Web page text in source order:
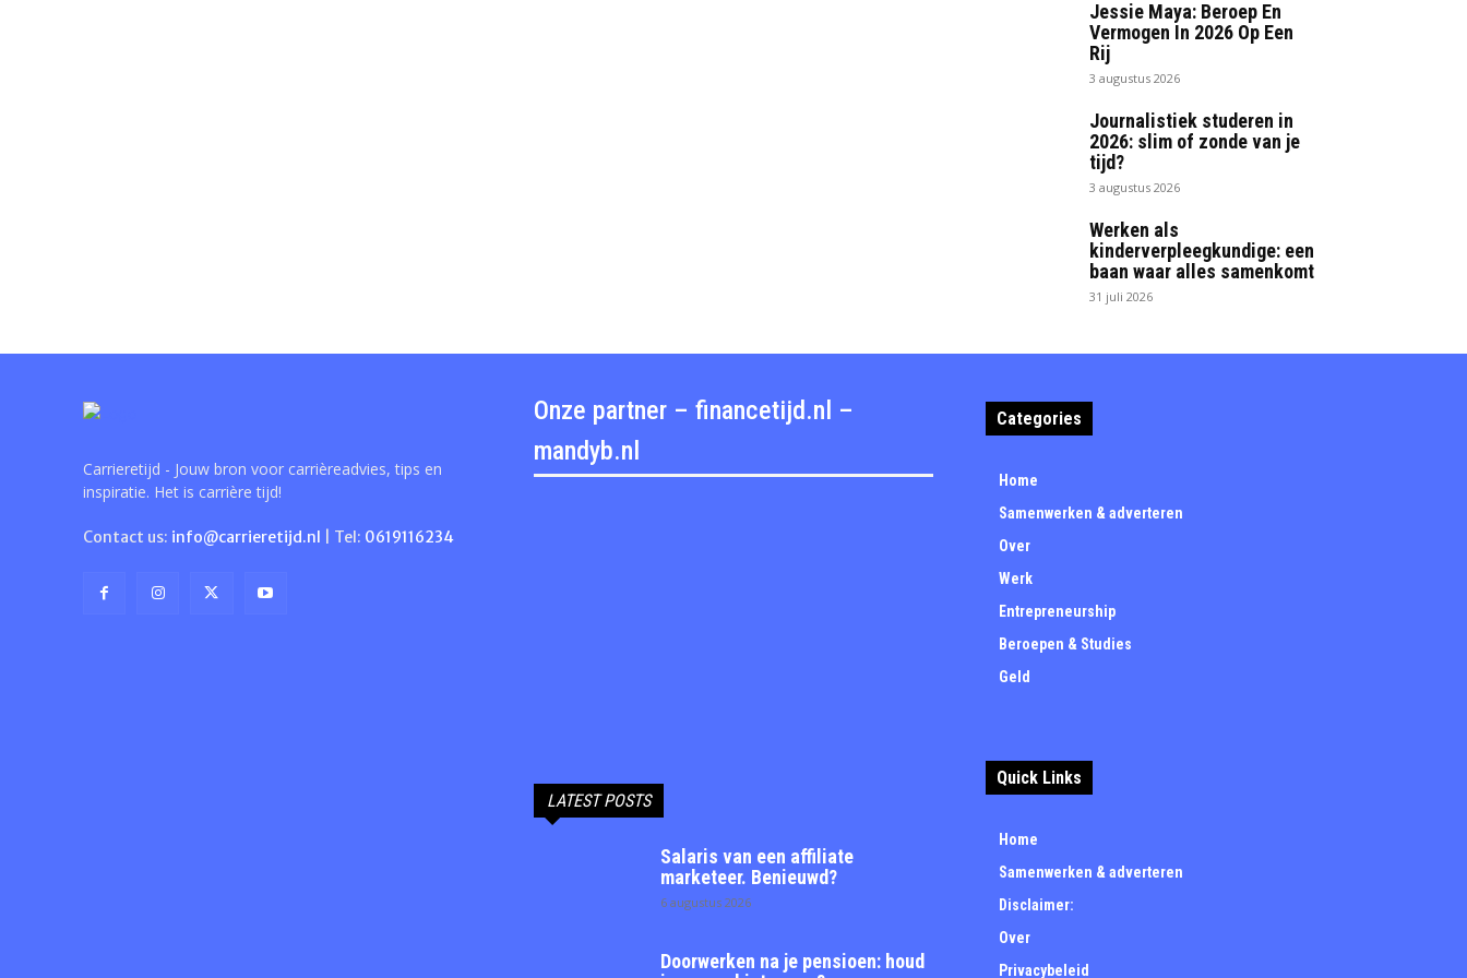
Jessie Maya: Beroep En
Vermogen In 2026 Op Een
Rij
3 augustus 2026
Journalistiek studeren in
2026: slim of zonde van je
tijd?
3 augustus 2026
Werken als
kinderverpleegkundige: een
baan waar alles samenkomt
31 juli 2026
Carrieretijd - Jouw bron voor carrièreadvies, tips en
inspiratie. Het is carrière tijd!
Contact us: info@carrieretijd.nl | Tel: 0619116234
Onze partner – financetijd.nl –
mandyb.nl
LATEST POSTS
Salaris van een affiliate
marketeer. Benieuwd?
6 augustus 2026
Doorwerken na je pensioen: houd
Categories
Home
Samenwerken & adverteren
Over
Werk
Entrepreneurship
Beroepen & Studies
Geld
Quick Links
Home
Samenwerken & adverteren
Disclaimer:
Over
Privacybeleid